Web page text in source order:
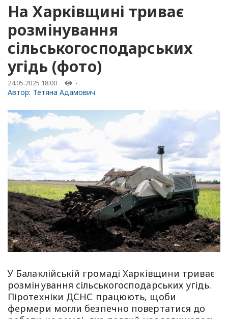
На Харківщині триває
розмінування
сільськогосподарських
угідь (фото)
24.05.2025 18:00 -
Автор: Тетяна Адамович
У Балаклійській громаді Харківщини триває
розмінування сільськогосподарських угідь.
Піротехніки ДСНС працюють, щоби
фермери могли безпечно повертатися до